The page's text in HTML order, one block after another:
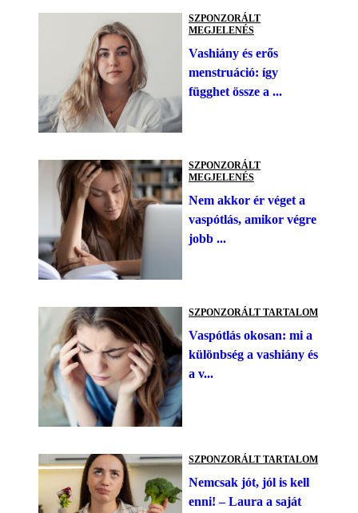
SZPONZORÁLT
MEGJELENÉS
Vashiány és erős
menstruáció: így
függhet össze a ...
SZPONZORÁLT
MEGJELENÉS
Nem akkor ér véget a
vaspótlás, amikor végre
jobb ...
SZPONZORÁLT TARTALOM
Vaspótlás okosan: mi a
különbség a vashiány és
a v...
SZPONZORÁLT TARTALOM
Nemcsak jót, jól is kell
enni! – Laura a saját